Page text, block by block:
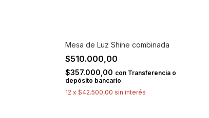
Mesa de Luz Shine combinada
$510.000,00
$357.000,00 con Transferencia o
depósito bancario
12 x $42.500,00 sin interés